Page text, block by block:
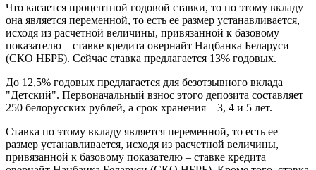
Что касается процентной годовой ставки, то по этому вкладу
она является переменной, то есть ее размер устанавливается,
исходя из расчетной величины, привязанной к базовому
показателю – ставке кредита овернайт Нацбанка Беларуси
(СКО НБРБ). Сейчас ставка предлагается 13% годовых.
До 12,5% годовых предлагается для безотзывного вклада
"Детский". Первоначальный взнос этого депозита составляет
250 белорусских рублей, а срок хранения – 3, 4 и 5 лет.
Ставка по этому вкладу является переменной, то есть ее
размер устанавливается, исходя из расчетной величины,
привязанной к базовому показателю – ставке кредита